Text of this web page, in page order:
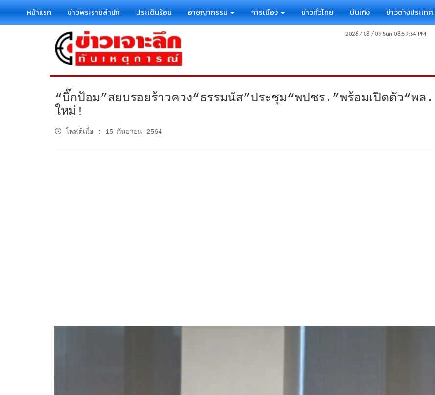
หน้าแรก ข่าวพระราชสำนัก ประเด็นร้อน อาชญากรรม การเมือง ข่าวทั่วไทย บันเทิง ข่าวต่างประเทศ
“บิ๊กป้อม”สยบรอยร้าวควง“ธรรมนัส”ประชุม“พปชร.”พร้อมเปิดตัว“
ใหม่!
โพสต์เมื่อ : 15 กันยายน 2564